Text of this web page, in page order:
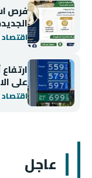
فرص
على
عاجل